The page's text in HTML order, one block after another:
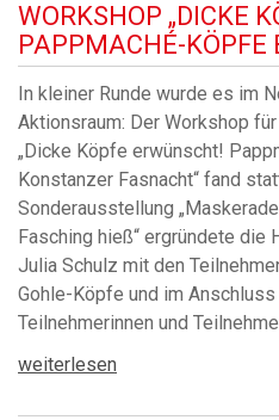
WORKSHOP „DICKE
PAPPMACHÉ-KÖPFE
In kleiner Runde wurde es im
Aktionsraum: Der Workshop
„Dicke Köpfe erwünscht!
Konstanzer Fasnacht“ fand
Sonderausstellung
Fasching hieß“ ergründete die
Julia Schulz mit den
Gohle-Köpfe und im
Teilnehmerinnen und
weiterlesen